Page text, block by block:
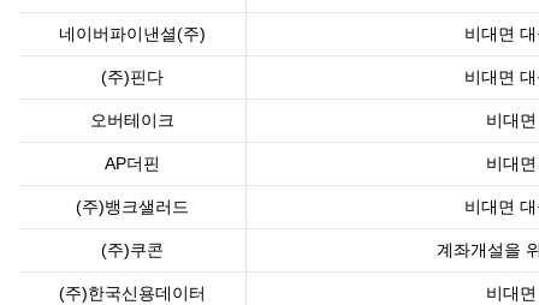
네이버파이낸셜(주) 비대면
(주)핀다 비대면
오버테이크 비대
AP더핀 비대
(주)뱅크샐러드 비대면
(주)쿠콘 계좌개설을
(주)한국신용데이터 비대